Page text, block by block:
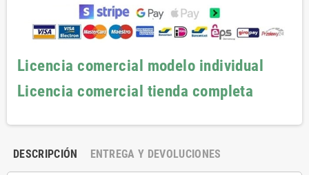
Licencia comercial modelo individual
Licencia comercial tienda completa
DESCRIPCIÓN ENTREGA Y DEVOLUCIONES